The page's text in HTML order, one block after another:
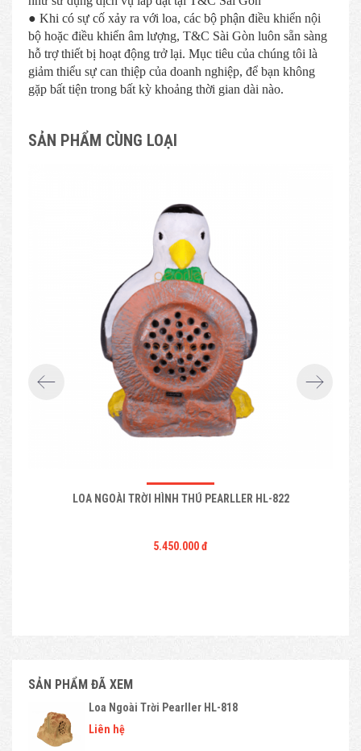
● Khi có sự cố xảy ra với loa, các bộ phận điều khiển nội
bộ hoặc điều khiển âm lượng, T&C Sài Gòn luôn sẵn sàng
hỗ trợ thiết bị hoạt động trở lại. Mục tiêu của chúng tôi là
giảm thiểu sự can thiệp của doanh nghiệp, để bạn không
gặp bất tiện trong bất kỳ khoảng thời gian dài nào.
SẢN PHẨM CÙNG LOẠI
LOA NGOÀI TRỜI HÌNH THÚ PEARLLER HL-822
5.450.000 đ
SẢN PHẨM ĐÃ XEM
Loa Ngoài Trời Pearller HL-818
Liên hệ